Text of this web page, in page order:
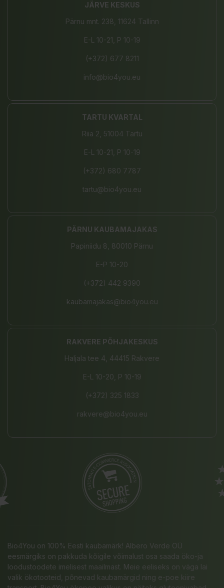
JÄRVE KESKUS
Pärnu mnt. 238, 11624 Tallinn
E-L 10-21, P 10-19
(+372) 677 8211
info@bio4you.eu
TARTU KVARTAL
Riia 2, 51004 Tartu
E-L 10-21, P 10-19
(+372) 680 7787
tartu@bio4you.eu
PÄRNU KAUBAMAJAKAS
Papiniidu 8, 80010 Pärnu
E-P 10-20
(+372) 442 9390
kaubamajakas@bio4you.eu
RAKVERE PÕHJAKESKUS
Haljala tee 4, 44415 Rakvere
E-L 10-20, P 10-19
(+372) 325 1833
rakvere@bio4you.eu
Bio4You on 100% Eesti kaubamärk! Albero Verde OÜ
eesmärgiks on pakkuda kõigile võimalust osa saada öko-ja
loodustoodete imelisest maailmast. Meie eeliseks on väga lai
valik ökotooteid, põnevad kaubamärgid ning e-poe kiire